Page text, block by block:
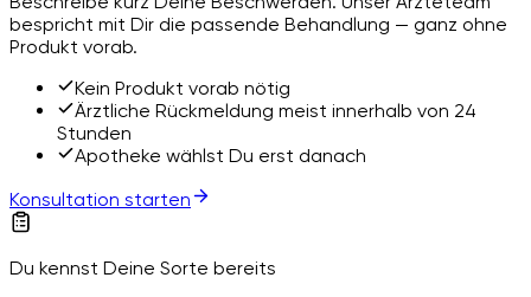
bespricht mit Dir die passende Behandlung — ganz ohne
Produkt vorab.
Kein Produkt vorab nötig
Ärztliche Rückmeldung meist innerhalb von 24
Stunden
Apotheke wählst Du erst danach
Konsultation starten
Du kennst Deine Sorte bereits